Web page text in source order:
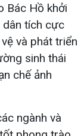
Bác Hồ khởi
dân tích cực
và phát triển
sinh thái
chế ảnh
ngành và